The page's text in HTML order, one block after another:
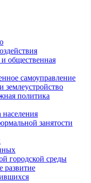
общественная
самоуправление
политика
населения
занятости
городской среды
развитие